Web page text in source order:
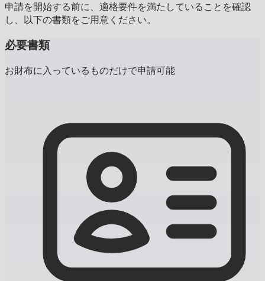
申請を開始する前に、適格要件を満たしていることを確認
し、以下の書類をご用意ください。
必要書類
お財布に入っているものだけで申請可能